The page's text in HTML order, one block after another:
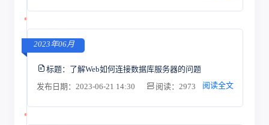
2023年06月
标题： 了解Web如何连接数据库服务器的问题
发布日期：2023-06-21 14:30
阅读：2973 阅读全文